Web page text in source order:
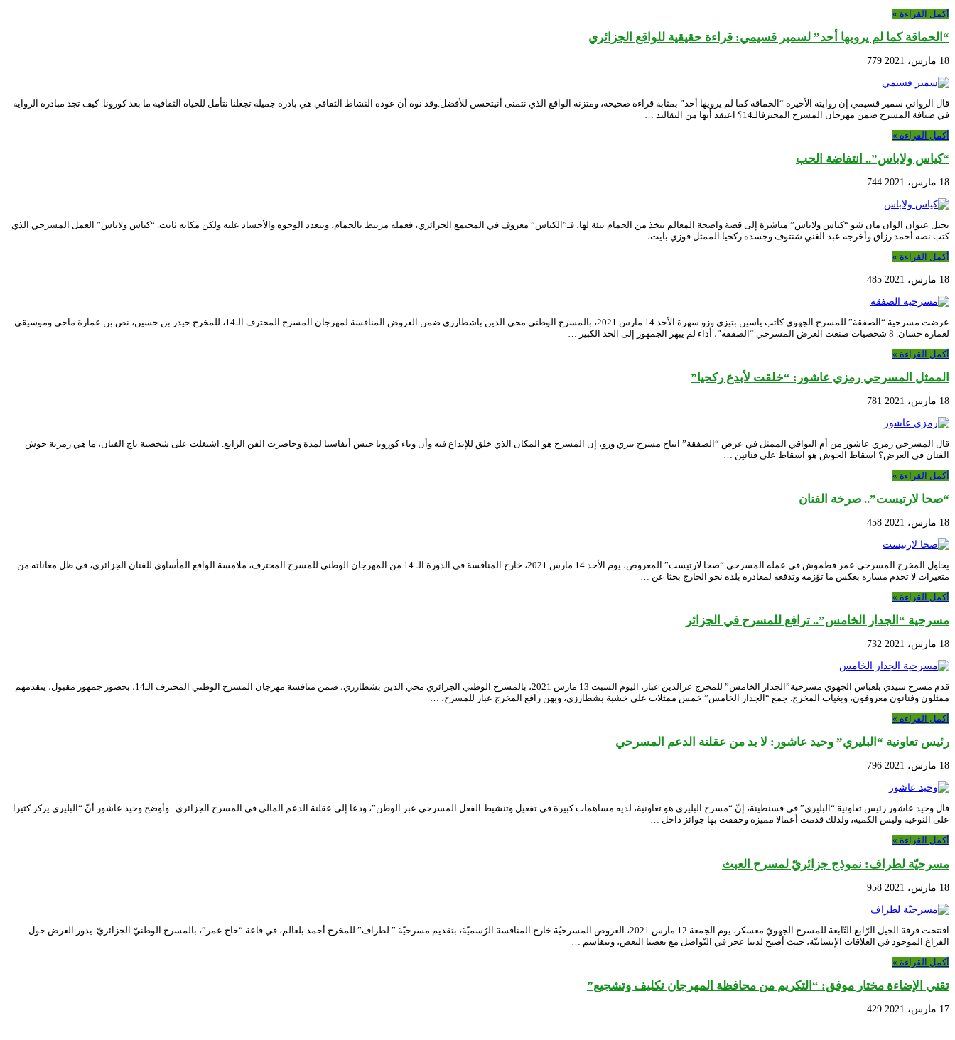
أكمل القراءة »
“الحماقة كما لم يرويها أحد” لسمير قسيمي: قراءة حقيقية للواقع الجزائري
18 مارس، 2021 779
قال الروائي سمير قسيمي إن روايته الأخيرة “الحماقة كما لم يرويها أحد” بمثابة قراءة صحيحة، ومتزنة الواقع الذي نتمنى أنيتحسن للأفضل.وقد نوه أن عودة النشاط الثقافي هي بادرة جميلة تجعلنا نتأمل للحياة الثقافية ما بعد كورونا. كيف تجد مبادرة الرواية
في ضيافة المسرح ضمن مهرجان المسرح المحترفالـ14؟ اعتقد أنها من التقاليد …
أكمل القراءة »
“كياس ولاباس”.. انتفاضة الحب
18 مارس، 2021 744
يحيل عنوان الوان مان شو “كياس ولاباس” مباشرة إلى قصة واضحة المعالم تتخذ من الحمام بيئة لها، فـ”الكياس” معروف في المجتمع الجزائري، فعمله مرتبط بالحمام، وتتعدد الوجوه والأجساد عليه ولكن مكانه ثابت. “كياس ولاباس” العمل المسرحي الذي
كتب نصه أحمد رزاق وأخرجه عبد الغني شنتوف وجسده ركحيا الممثل فوزي بايت، …
أكمل القراءة »
18 مارس، 2021 485
عرضت مسرحية “الصفقة” للمسرح الجهوي كاتب ياسين بتيزي وزو سهرة الأحد 14 مارس 2021، بالمسرح الوطني محي الدين باشطارزي ضمن العروض المنافسة لمهرجان المسرح المحترف الـ14، للمخرج حيدر بن حسين، نص بن عمارة ماحي وموسيقى
لعمارة حسان. 8 شخصيات صنعت العرض المسرحي “الصفقة”، أداء لم يبهر الجمهور إلى الحد الكبير …
أكمل القراءة »
الممثل المسرحي رمزي عاشور: “خلقت لأبدع ركحيا”
18 مارس، 2021 781
قال المسرحي رمزي عاشور من أم البواقي الممثل في عرض “الصفقة” انتاج مسرح تيزي وزو، إن المسرح هو المكان الذي خلق للإبداع فيه وأن وباء كورونا حبس أنفاسنا لمدة وحاصرت الفن الرابع. اشتغلت على شخصية تاج الفنان، ما هي رمزية حوش
الفنان في العرض؟ اسقاط الحوش هو اسقاط على فنانين …
أكمل القراءة »
“صحا لارتيست”.. صرخة الفنان
18 مارس، 2021 458
يحاول المخرج المسرحي عمر فطموش في عمله المسرحي “صحا لارتيست” المعروض، يوم الأحد 14 مارس 2021، خارج المنافسة في الدورة الـ 14 من المهرجان الوطني للمسرح المحترف، ملامسة الواقع المأساوي للفنان الجزائري، في ظل معاناته من
متغيرات لا تخدم مساره بعكس ما تؤزمه وتدفعه لمغادرة بلده نحو الخارج بحثا عن …
أكمل القراءة »
مسرحية “الجدار الخامس”.. ترافع للمسرح في الجزائر
18 مارس، 2021 732
قدم مسرح سيدي بلعباس الجهوي مسرحية”الجدار الخامس” للمخرج عزالدين عبار، اليوم السبت 13 مارس 2021، بالمسرح الوطني الجزائري محي الدين بشطارزي، ضمن منافسة مهرجان المسرح الوطني المحترف الـ14، بحضور جمهور مقبول، يتقدمهم
ممثلون وفنانون معروفون، وبغياب المخرج. جمع “الجدار الخامس” خمس ممثلات على خشبة بشطارزي، وبهن رافع المخرج عبار للمسرح، …
أكمل القراءة »
رئيس تعاونية “البليري” وحيد عاشور: لا بد من عقلنة الدعم المسرحي
18 مارس، 2021 796
قال وحيد عاشور رئيس تعاونية “البليري” في قسنطينة، إنّ “مسرح البليري هو تعاونية، لديه مساهمات كبيرة في تفعيل وتنشيط الفعل المسرحي عبر الوطن”، ودعا إلى عقلنة الدعم المالي في المسرح الجزائري. وأوضح وحيد عاشور أنّ “البليري يركز كثيرا
على النوعية وليس الكمية، ولذلك قدمت أعمالا مميزة وحققت بها جوائز داخل …
أكمل القراءة »
مسرحيّة لطراف: نموذج جزائريّ لمسرح العبث
18 مارس، 2021 958
افتتحت فرقة الجيل الرّابع التّابعة للمسرح الجهويّ معسكر، يوم الجمعة 12 مارس 2021، العروض المسرحيّة خارج المنافسة الرّسميّة، بتقديم مسرحيّة ” لطراف” للمخرج أحمد بلعالم، في قاعة “حاج عمر”، بالمسرح الوطنيّ الجزائريّ. يدور العرض حول
الفراغ الموجود في العلاقات الإنسانيّة، حيث أصبح لدينا عجز في التّواصل مع بعضنا البعض، ويتقاسم …
أكمل القراءة »
تقني الإضاءة مختار موفق: “التكريم من محافظة المهرجان تكليف وتشجيع”
17 مارس، 2021 429